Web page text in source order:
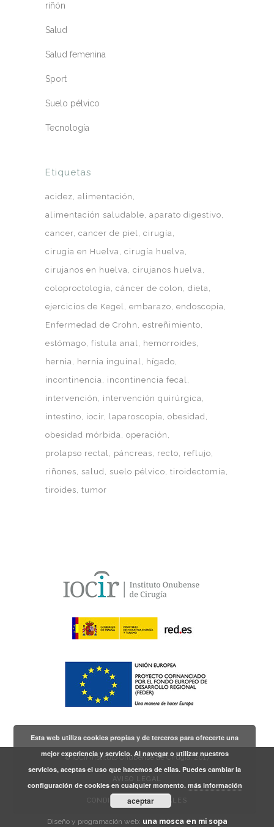
riñón
Salud
Salud femenina
Sport
Suelo pélvico
Tecnología
Etiquetas
acidez alimentación
alimentación saludable aparato digestivo
cancer cancer de piel cirugía
cirugía en Huelva cirugía huelva
cirujanos en huelva cirujanos huelva
coloproctología cáncer de colon
dieta
ejercicios de Kegel embarazo endoscopia
Enfermedad de Crohn
estreñimiento
estómago fístula anal
hemorroides
hernia
hernia inguinal
hígado
incontinencia
incontinencia fecal
intervención
intervención quirúrgica
intestino
iocir laparoscopia obesidad
obesidad mórbida operación
prolapso rectal
páncreas recto
reflujo
riñones
salud suelo pélvico tiroidectomía
tiroides tumor
© IOCir Instituto Onubense de Cirugía, 2017
AVISO LEGAL
CONDICIONES GENERALES
Diseño y programación web: una mosca en mi sopa
Esta web utiliza cookies propias y de terceros para ofrecerte una
mejor experiencia y servicio. Al navegar o utilizar nuestros
servicios, aceptas el uso que hacemos de ellas. Puedes cambiar la
configuración de cookies en cualquier momento. más información
aceptar